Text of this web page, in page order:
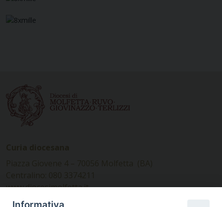
www.diocesimolfetta.it –
diocesimolfetta@pec.chiesacattolica.it